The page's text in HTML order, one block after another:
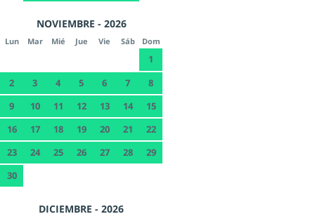
NOVIEMBRE - 2026
Lun Mar Mié Jue Vie Sáb Dom
1
2
3 4 5 6 7
8
9
10 11 12 13 14
15
16
17 18 19 20 21
22
23
24 25 26 27 28
29
30
DICIEMBRE - 2026